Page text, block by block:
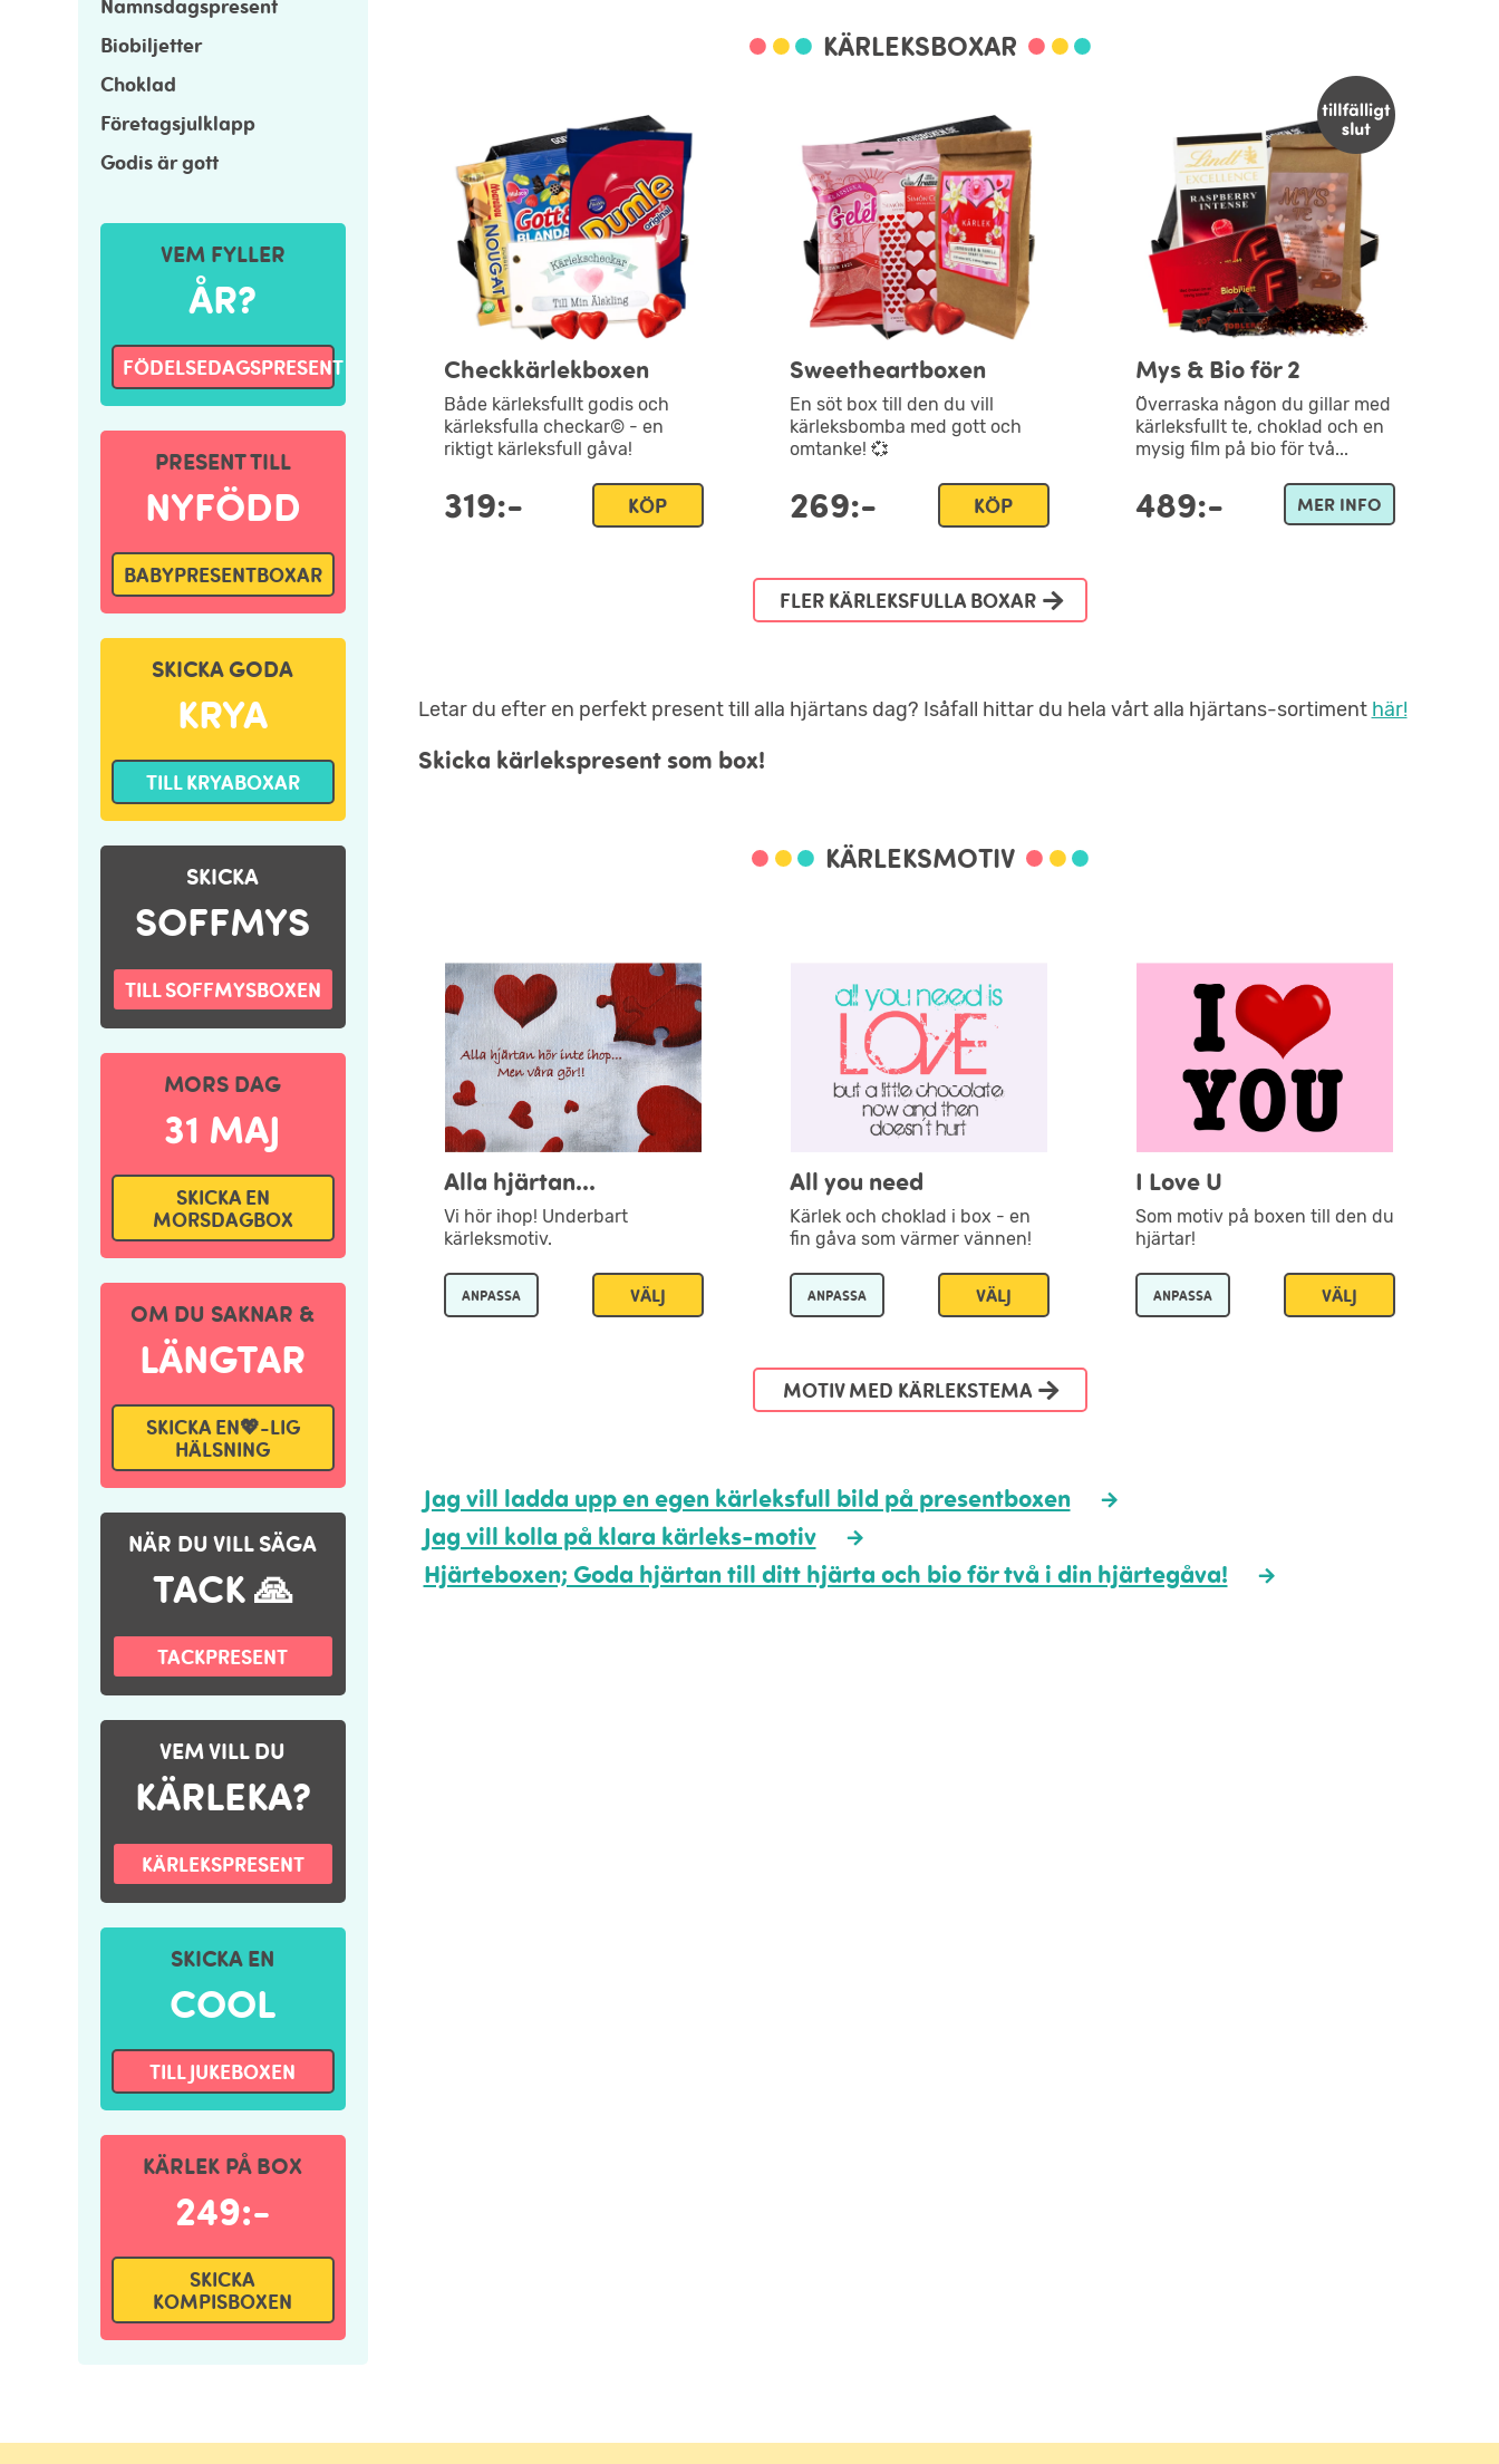
Namnsdagspresent
Biobiljetter
Choklad
Företagsjulklapp
Godis är gott
VEM FYLLER
ÅR?
FÖDELSEDAGSPRESENT
PRESENT TILL
NYFÖDD
BABYPRESENTBOXAR
SKICKA GODA
KRYA
TILL KRYABOXAR
SKICKA
SOFFMYS
TILL SOFFMYSBOXEN
MORS DAG
31 MAJ
SKICKA EN
MORSDAGBOX
OM DU SAKNAR &
LÄNGTAR
SKICKA EN💖-LIG
HÄLSNING
NÄR DU VILL SÄGA
TACK 🙏
TACKPRESENT
VEM VILL DU
KÄRLEKA?
KÄRLEKSPRESENT
SKICKA EN
COOL
TILL JUKEBOXEN
KÄRLEK PÅ BOX
249:-
SKICKA
KOMPISBOXEN
KÄRLEKSBOXAR
Checkkärlekboxen
Både kärleksfullt godis och
kärleksfulla checkar© - en
riktigt kärleksfull gåva!
319:- KÖP
Sweetheartboxen
En söt box till den du vill
kärleksbomba med gott och
omtanke! 💞
269:- KÖP
Mys & Bio för 2
Överraska någon du gillar med
kärleksfullt te, choklad och en
mysig film på bio för två...
489:- MER INFO
FLER KÄRLEKSFULLA BOXAR
Letar du efter en perfekt present till alla hjärtans dag? Isåfall hittar du hela vårt alla hjärtans-sortiment här!
Skicka kärlekspresent som box!
KÄRLEKSMOTIV
Alla hjärtan...
Vi hör ihop! Underbart
kärleksmotiv.
ANPASSA VÄLJ
All you need
Kärlek och choklad i box - en
fin gåva som värmer vännen!
ANPASSA VÄLJ
I Love U
Som motiv på boxen till den du
hjärtar!
ANPASSA VÄLJ
MOTIV MED KÄRLEKSTEMA
Jag vill ladda upp en egen kärleksfull bild på presentboxen
Jag vill kolla på klara kärleks-motiv
Hjärteboxen; Goda hjärtan till ditt hjärta och bio för två i din hjärtegåva!